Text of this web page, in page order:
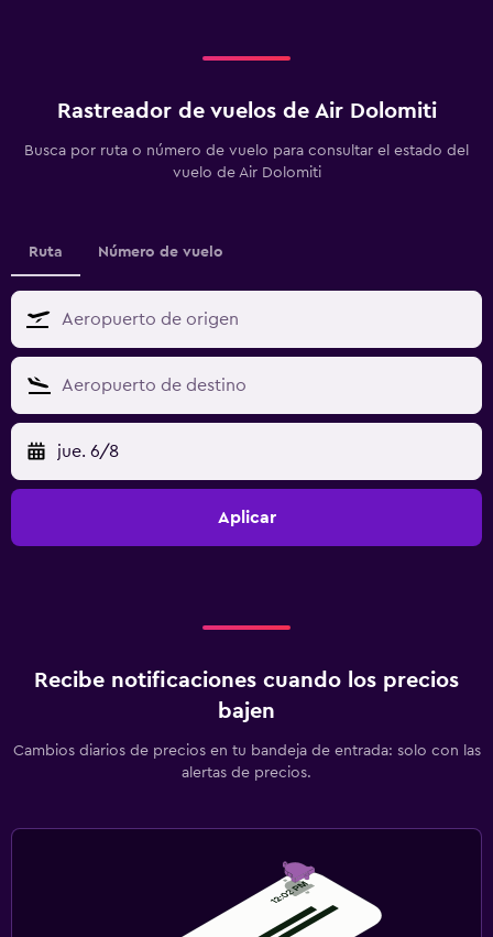
Rastreador de vuelos de Air Dolomiti
Busca por ruta o número de vuelo para consultar el estado del
vuelo de Air Dolomiti
Ruta Número de vuelo
jue. 6/8
Aplicar
Recibe notificaciones cuando los precios
bajen
Cambios diarios de precios en tu bandeja de entrada: solo con las
alertas de precios.